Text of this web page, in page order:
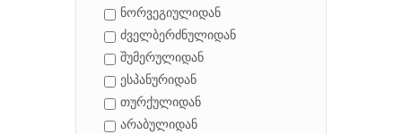
ნორვეგიულიდან
ძველბერძნულიდან
შუმერულიდან
ესპანურიდან
თურქულიდან
არაბულიდან